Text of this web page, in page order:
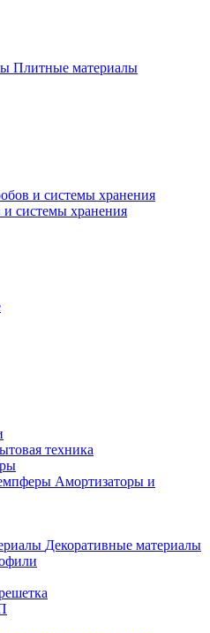
Плитные материалы
и системы хранения
техника
Амортизаторы и
Декоративные материалы